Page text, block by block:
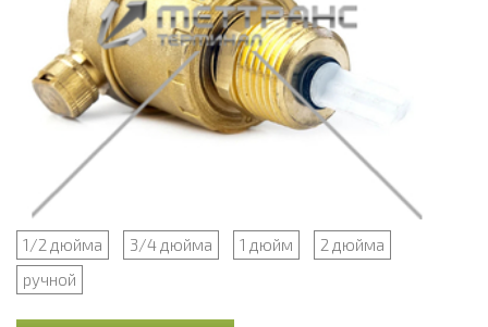
1/2 дюйма 3/4 дюйма 1 дюйм
2 дюйма
ручной